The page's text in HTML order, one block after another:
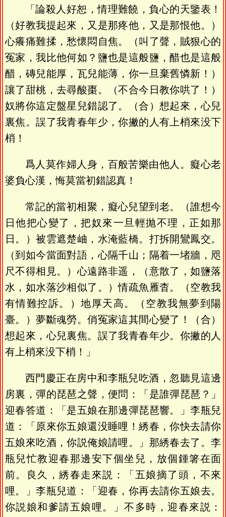
「論殺人好恕，情理難饒，負心的天鑒表！
（好教我提起來，又是那疼他，又是那恨他。）
心癢痛難揉，愁懷悶自焦。（叫了聲，賊狠心的
冤家，我比他何如？鹽也是這般鹽，醋也是這般
醋，磚兒能厚，瓦兒能薄，你一旦棄舊憐新！）
讓了甜桃，去尋酸棗。（不合今日教你哄了！）
奴將你這定盤星兒錯認了。（合）想起來，心兒
裏焦。誤了我青春年少，你撇的人有上梢來没下
梢！
爲人莫作婦人身，百般苦樂由他人。癡心老
婆負心漢，悔莫當初錯認真！
常記的當初相聚，癡心兒望到老。（誰想今
日他把心變了，把奴來一旦輕抛不理，正如那
日。）被雲遮楚岫，水淹藍橋。打拆開鸞鳳交。
（到如今當面對語，心隔千山；隔着一堵牆，咫
尺不得相見。）心遠路非遥，（意散了，如鹽落
水，如水落沙相似了。）情疏魚雁杳。（空教我
有情難控訴。）地厚天高。（空教我無夢到陽
臺。）夢斷魂勞。俏冤家這其間心變了！（合）
想起來，心兒裏焦。誤了我青春年少。你撇的人
有上梢來没下梢！」
西門慶正在房中和李瓶兒吃酒，忽聽見這邊
房裏，彈的琵琶之聲，便問：「是誰彈琵琶？」
迎春答道：「是五娘在那邊彈琵琶響。」李瓶兒
道：「原來你五娘還没睡哩！綉春，你快去請你
五娘來吃酒，你説俺娘請哩。」那綉春去了。李
瓶兒忙教迎春那邊安下個坐兒，放個鍾箸在面
前。良久，綉春走來説：「五娘摘了頭，不來
哩。」李瓶兒道：「迎春，你再去請你五娘去。
你説娘和爹請五娘哩。」不多時，迎春來説：